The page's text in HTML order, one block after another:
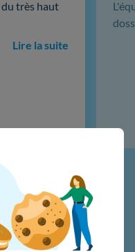
très haut
Lire la suite